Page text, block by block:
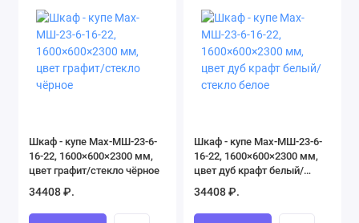
Шкаф - купе Max-МШ-23-6-
16-22, 1600×600×2300 мм,
цвет графит/стекло чёрное
34408 ₽.
Шкаф - купе Max-МШ-23-6-
16-22, 1600×600×2300 мм,
цвет дуб крафт белый/
34408 ₽.